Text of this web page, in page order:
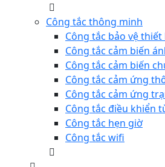
Công tắc thông minh
Công tắc bảo vệ thiết
Công tắc cảm biến
Công tắc cảm biến
Công tắc cảm ứng
Công tắc cảm ứng
Công tắc điều khiển
Công tắc hẹn giờ
Công tắc wifi